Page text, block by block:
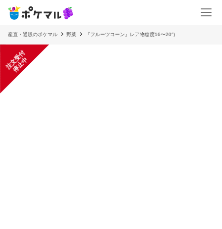
産直・通販のポケマル 野菜 『フルーツコーン』レア物糖度16〜20°)
注
文
受
付
停
止
中